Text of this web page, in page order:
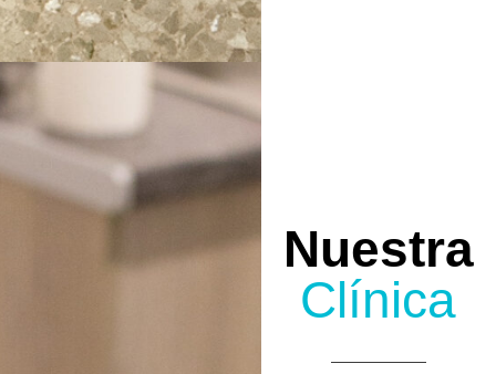
Nuestra
Clínica